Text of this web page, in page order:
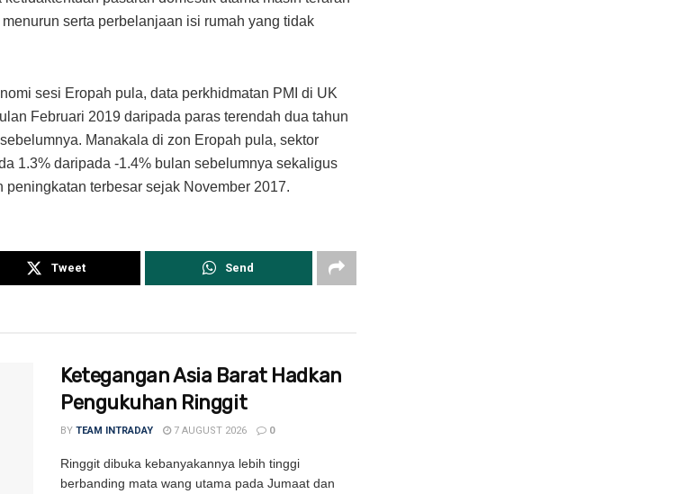
serta perbelanjaan isi rumah yang tidak
sesi Eropah pula, data perkhidmatan PMI di UK
Februari 2019 daripada paras terendah dua tahun
Manakala di zon Eropah pula, sektor
1.3% daripada -1.4% bulan sebelumnya sekaligus
terbesar sejak November 2017.
Tweet Send
Ketegangan Asia Barat Hadkan
Pengukuhan Ringgit
BY TEAM INTRADAY 7 AUGUST 2026 0
Ringgit dibuka kebanyakannya lebih tinggi
berbanding mata wang utama pada Jumaat dan